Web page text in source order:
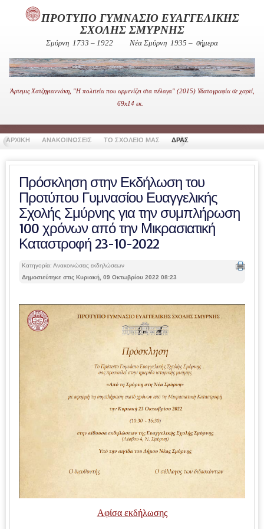
ΠΡΟΤΥΠΟ ΓΥΜΝΑΣΙΟ ΕΥΑΓΓΕΛΙΚΗΣ
ΣΧΟΛΗΣ ΣΜΥΡΝΗΣ
Σμύρνη 1733 – 1922 Νέα Σμύρνη 1935 – σήμερα
Άρτεμις Χατζηγιαννάκη, "Η πολιτεία που αρμενίζει στα πέλαγα" (2015) Υδατογραφία σε χαρτί,
69x14 εκ.
ΑΡΧΙΚΗ ΑΝΑΚΟΙΝΩΣΕΙΣ ΤΟ ΣΧΟΛΕΙΟ ΜΑΣ ΔΡΑΣΤΗΡΙΟΤΗΤΕΣ
Πρόσκληση στην Εκδήλωση του
Προτύπου Γυμνασίου Ευαγγελικής
Σχολής Σμύρνης για την συμπλήρωση
100 χρόνων από την Μικρασιατική
Καταστροφή 23-10-2022
Κατηγορία: Ανακοινώσεις εκδηλώσεων
Δημοσιεύτηκε στις Κυριακή, 09 Οκτωβρίου 2022 08:23
Αφίσα εκδήλωσης